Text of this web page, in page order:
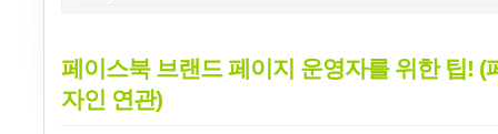
페이스북 브랜드 페이지 운영자를 위한 팁! (
자인 연관)